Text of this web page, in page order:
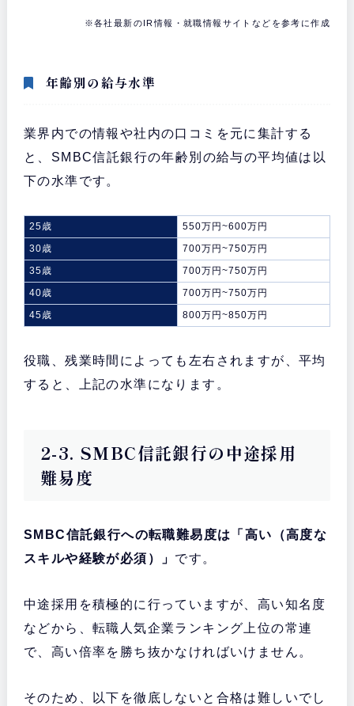
※各社最新のIR情報・就職情報サイトなどを参考に作成
年齢別の給与水準
業界内での情報や社内の口コミを元に集計する
と、SMBC信託銀行の年齢別の給与の平均値は以
下の水準です。
25歳
550万円~600万円
30歳
700万円~750万円
35歳
700万円~750万円
40歳
700万円~750万円
45歳
800万円~850万円
役職、残業時間によっても左右されますが、平均
すると、上記の水準になります。
2-3. SMBC信託銀行の中途採用
難易度
SMBC信託銀行への転職難易度は「高い（高度な
スキルや経験が必須）」 です。
中途採用を積極的に行っていますが、高い知名度
などから、転職人気企業ランキング上位の常連
で、高い倍率を勝ち抜かなければいけません。
そのため、以下を徹底しないと合格は難しいでし